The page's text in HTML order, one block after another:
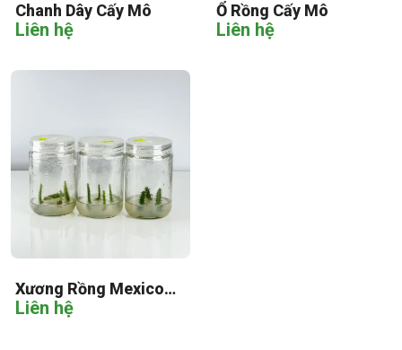
Chanh Dây Cấy Mô
Liên hệ
Ổ Rồng Cấy Mô
Liên hệ
Xương Rồng Mexico
Cấy Mô
Liên hệ